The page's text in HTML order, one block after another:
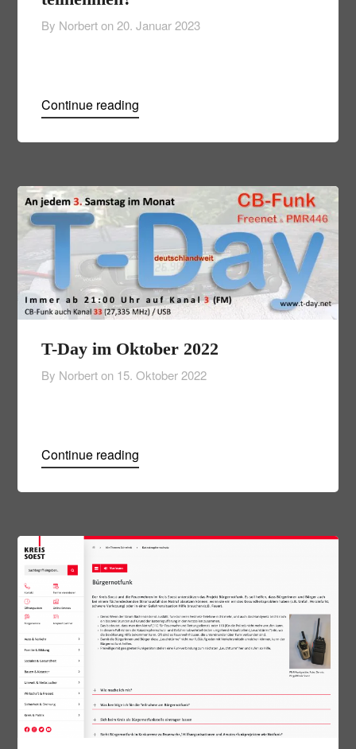
By Norbert on 20. Januar 2023
Continue reading
T-Day im Oktober 2022
By Norbert on 15. Oktober 2022
Continue reading